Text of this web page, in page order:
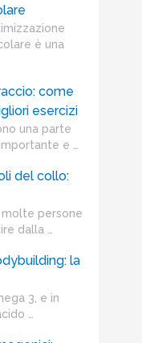
è una
come
esercizi
una parte
e …
del collo:
molte persone
dalla …
la
3, e in
…